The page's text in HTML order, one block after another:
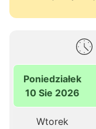
Poniedziałek
10 Sie 2026
Wtorek